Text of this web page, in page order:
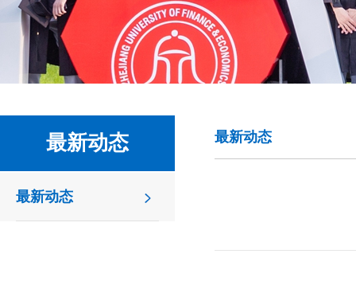
最新动态
最新动态
最新动态